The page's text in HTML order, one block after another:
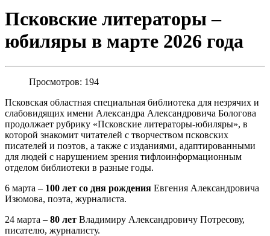
Псковские литераторы –
юбиляры в марте 2026 года
Просмотров: 194
Псковская областная специальная библиотека для незрячих и
слабовидящих имени Александра Александровича Бологова
продолжает рубрику «Псковские литераторы-юбиляры», в
которой знакомит читателей с творчеством псковских
писателей и поэтов, а также с изданиями, адаптированными
для людей с нарушением зрения тифлоинформационным
отделом библиотеки в разные годы.
6 марта – 100 лет со дня рождения Евгения Александровича
Изюмова, поэта, журналиста.
24 марта – 80 лет Владимиру Александровичу Потресову,
писателю, журналисту.